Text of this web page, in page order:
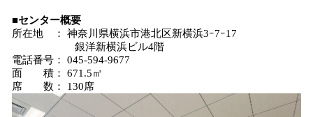
■センター概要
所在地 ： 神奈川県横浜市港北区新横浜3ｰ7ｰ17
銀洋新横浜ビル4階
電話番号： 045-594-9677
面 積： 671.5㎡
席 数： 130席